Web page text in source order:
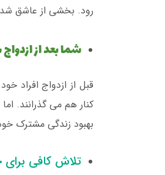
رود. بخشی از عاشق
شما بعد از ازدواج
قبل از ازدواج افراد
کنار هم می گذرانند.
بهبود زندگی مشترک
تلاش کافی برای